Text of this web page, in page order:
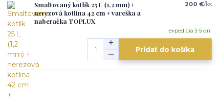
Smaltovaný kotlík 25 L (1,2 mm) +
nerezová kotlina 42 cm + vareška a
naberačka TOPLUX
200 €/ks
expedícia 3-5 dní
Pridať do košíka